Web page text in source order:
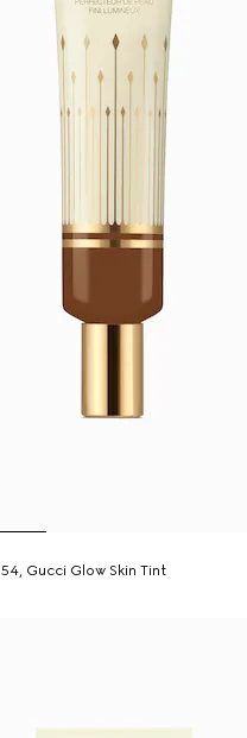
54, Gucci Glow Skin Tint